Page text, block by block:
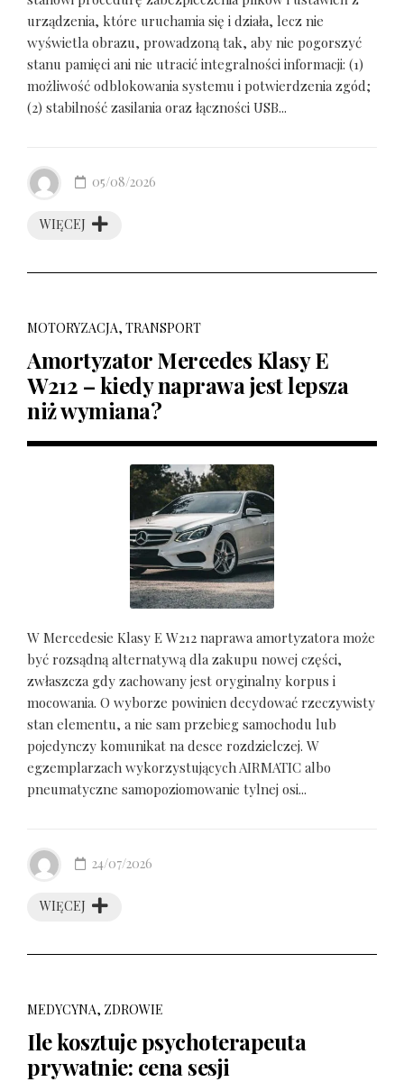
urządzenia, które uruchamia się i działa, lecz nie
wyświetla obrazu, prowadzoną tak, aby nie pogorszyć
stanu pamięci ani nie utracić integralności informacji: (1)
możliwość odblokowania systemu i potwierdzenia zgód;
(2) stabilność zasilania oraz łączności USB...
WIĘCEJ
05/08/2026
MOTORYZACJA, TRANSPORT
Amortyzator Mercedes Klasy E
W212 – kiedy naprawa jest lepsza
niż wymiana?
W Mercedesie Klasy E W212 naprawa amortyzatora może
być rozsądną alternatywą dla zakupu nowej części,
zwłaszcza gdy zachowany jest oryginalny korpus i
mocowania. O wyborze powinien decydować rzeczywisty
stan elementu, a nie sam przebieg samochodu lub
pojedynczy komunikat na desce rozdzielczej. W
egzemplarzach wykorzystujących AIRMATIC albo
pneumatyczne samopoziomowanie tylnej osi...
WIĘCEJ
24/07/2026
MEDYCYNA, ZDROWIE
Ile kosztuje psychoterapeuta
prywatnie: cena sesji